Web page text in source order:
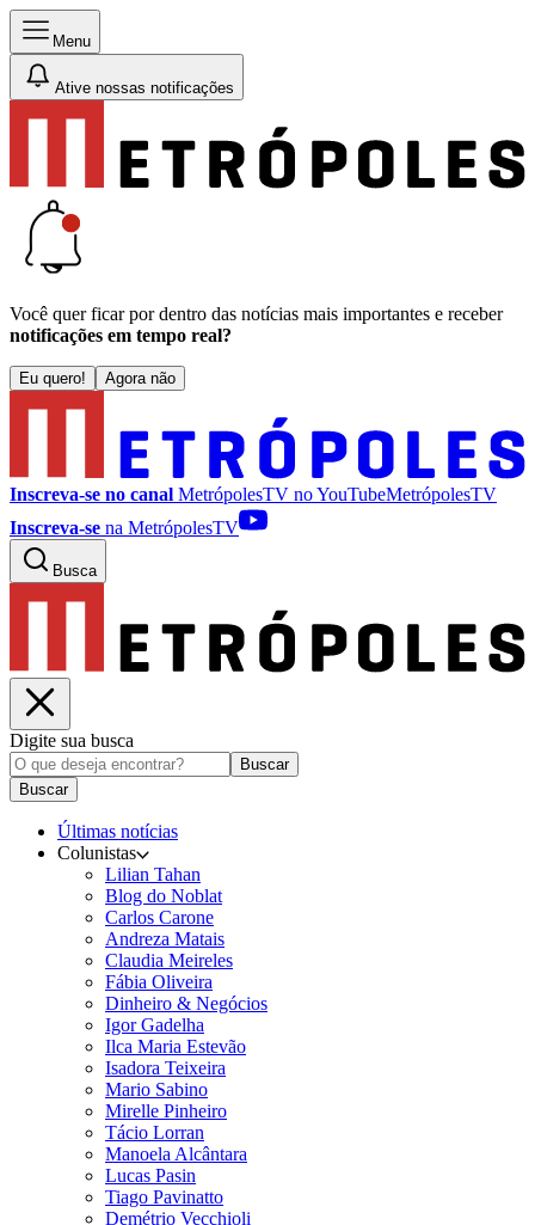
Menu
Ative nossas notificações
Você quer ficar por dentro das notícias mais importantes e receber
notificações em tempo real?
Eu quero! Agora não
Inscreva-se no canal MetrópolesTV noYouTubeMetrópolesTV
Inscreva-se na MetrópolesTV
Busca
Digite sua busca
Buscar
Buscar
Últimas notícias
Colunistas
Lilian Tahan
Blog do Noblat
Carlos Carone
Andreza Matais
Claudia Meireles
Fábia Oliveira
Dinheiro & Negócios
Igor Gadelha
Ilca Maria Estevão
Isadora Teixeira
Mario Sabino
Mirelle Pinheiro
Tácio Lorran
Manoela Alcântara
Lucas Pasin
Tiago Pavinatto
Demétrio Vecchioli